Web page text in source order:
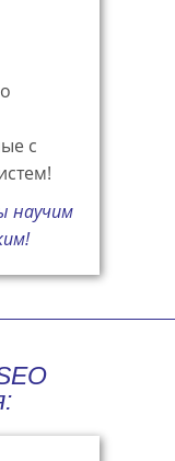
с
научим